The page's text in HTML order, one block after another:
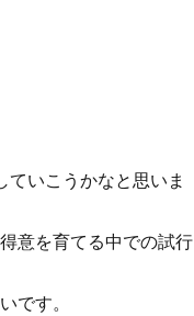
いこうかなと思いま
意を育てる中での試行
です。